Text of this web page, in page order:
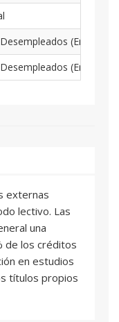
(En
(En
externas
lectivo. Las
una
de los créditos
en estudios
títulos propios